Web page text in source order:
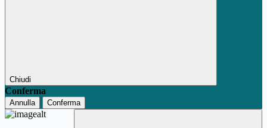
Chiudi
Conferma
Annulla Conferma